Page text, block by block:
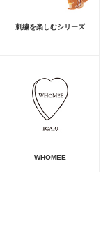
刺繍を楽しむシリーズ
WHOMEE